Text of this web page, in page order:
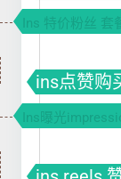
Ins 特价粉丝 套
ins点赞购
Ins曝光